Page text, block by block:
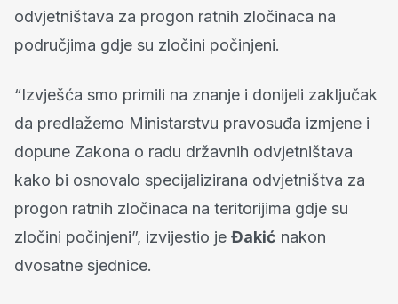
odvjetništava za progon ratnih zločinaca na
područjima gdje su zločini počinjeni.
“Izvješća smo primili na znanje i donijeli zaključak
da predlažemo Ministarstvu pravosuđa izmjene i
dopune Zakona o radu državnih odvjetništava
kako bi osnovalo specijalizirana odvjetništva za
progon ratnih zločinaca na teritorijima gdje su
zločini počinjeni”, izvijestio je Đakić nakon
dvosatne sjednice.